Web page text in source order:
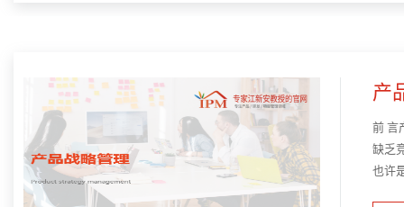
产
前 言
缺乏
也许